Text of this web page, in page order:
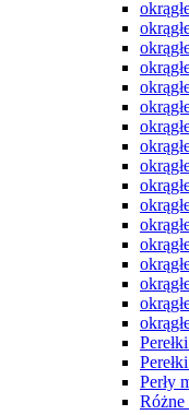
Perły
Różne